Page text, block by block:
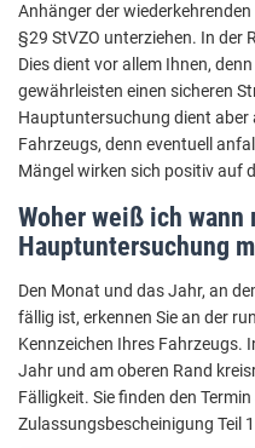
Anhänger der
§29 StVZO unterziehen. In der
Dies dient vor allem Ihnen,
gewährleisten einen sicheren
Hauptuntersuchung dient aber
Fahrzeugs, denn eventuell
Mängel wirken sich positiv auf
Woher weiß ich wann
Hauptuntersuchung
Den Monat und das Jahr, an
fällig ist, erkennen Sie an der
Kennzeichen Ihres Fahrzeugs.
Jahr und am oberen Rand
Fälligkeit. Sie finden den
Zulassungsbescheinigung Teil